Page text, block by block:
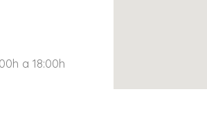
a 18:00h